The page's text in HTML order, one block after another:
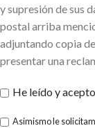
y supresión de sus
postal arriba
adjuntando copia
presentar una
He leído y acepto
Asimismo le